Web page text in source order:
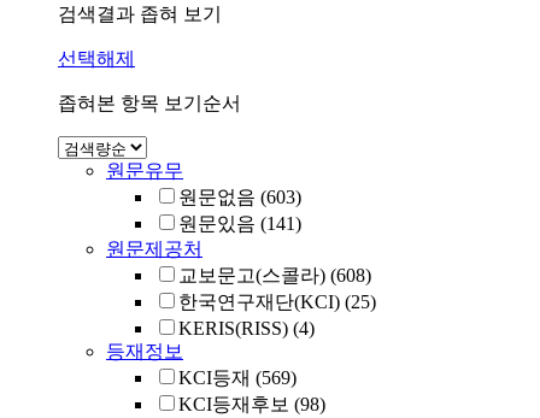
검색결과 좁혀 보기
선택해제
좁혀본 항목 보기순서
원문유무
원문없음 (603)
원문있음 (141)
원문제공처
교보문고(스콜라) (608)
한국연구재단(KCI) (25)
KERIS(RISS) (4)
등재정보
KCI등재 (569)
KCI등재후보 (98)